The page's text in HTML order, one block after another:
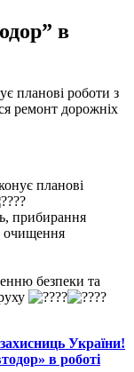
в
планові роботи з
ремонт дорожніх
планові
прибирання
очищення
безпеки та
України!
в роботі